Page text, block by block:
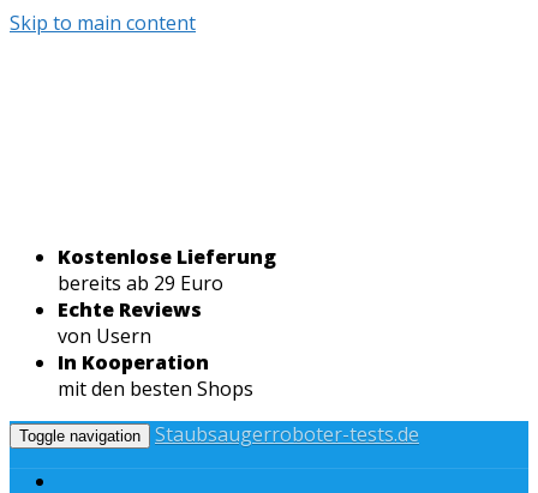
Skip to main content
Kostenlose Lieferung
bereits ab 29 Euro
Echte Reviews
von Usern
In Kooperation
mit den besten Shops
Toggle navigation Staubsaugerroboter-tests.de